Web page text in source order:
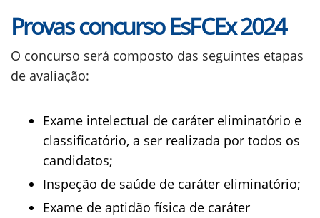
Provas concurso EsFCEx 2024
O concurso será composto das seguintes etapas
de avaliação:
Exame intelectual de caráter eliminatório e
classificatório, a ser realizada por todos os
candidatos;
Inspeção de saúde de caráter eliminatório;
Exame de aptidão física de caráter